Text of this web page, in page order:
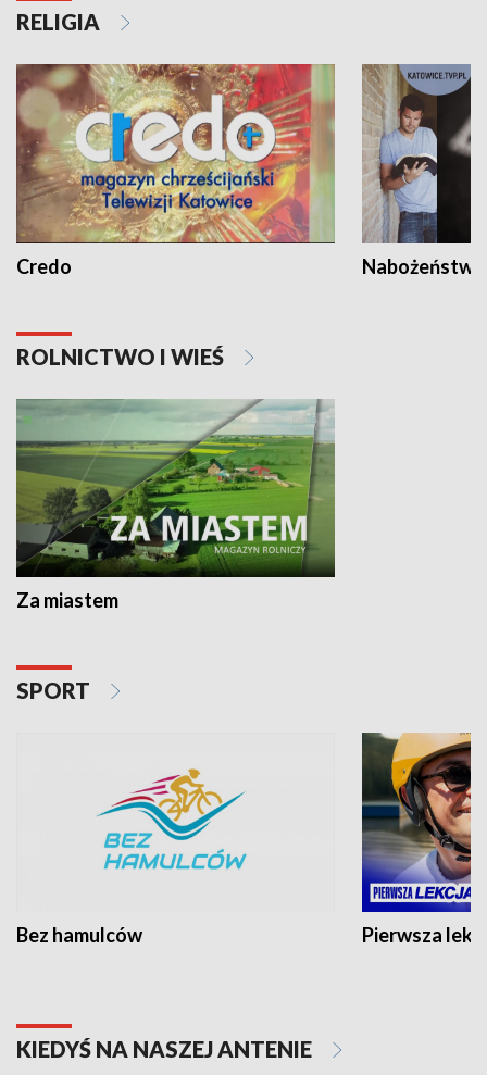
RELIGIA
Credo
ROLNICTWO I WIEŚ
Za miastem
SPORT
Bez hamulców Pierwsza
KIEDYŚ NA NASZEJ ANTENIE